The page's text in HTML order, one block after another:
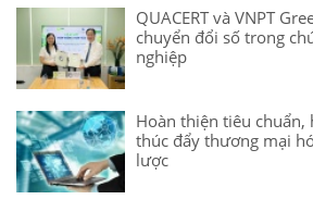
QUACERT và VNPT
chuyển đổi số trong
nghiệp
Hoàn thiện tiêu chuẩn,
thúc đẩy thương mại
lược